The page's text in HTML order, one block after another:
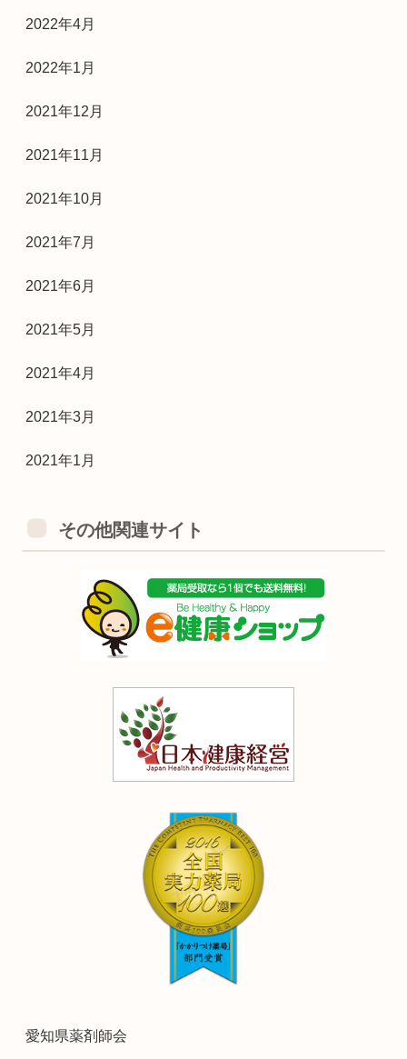
2022年4月
2022年1月
2021年12月
2021年11月
2021年10月
2021年7月
2021年6月
2021年5月
2021年4月
2021年3月
2021年1月
その他関連サイト
愛知県薬剤師会